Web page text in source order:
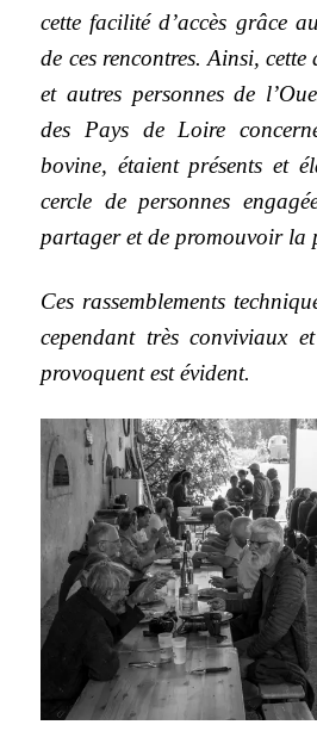
cette facilité d’accès grâce
de ces rencontres. Ainsi, cette
et autres personnes de
des Pays de Loire
bovine, étaient présents et
cercle de personnes
partager et de promouvoir la
Ces rassemblements
cependant très conviviaux
provoquent est évident.